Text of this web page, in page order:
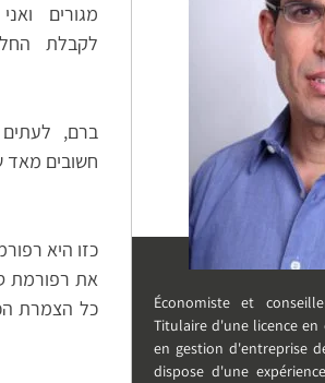
מגורים
לקבלת
ברם, לעתים
חשובים מאד
כזו היא
את רפורמת
כל הצמרת
Économiste et
Titulaire d'une licence
en gestion d'entreprise
dispose d'une